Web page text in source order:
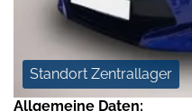
Standort Zentrallager
Allgemeine Daten: